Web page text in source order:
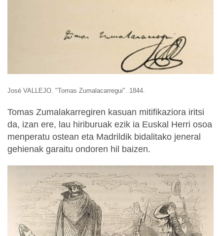
José VALLEJO. "Tomas Zumalacarregui". 1844.
Tomas Zumalakarregiren kasuan mitifikaziora iritsi
da, izan ere, lau hiriburuak ezik ia Euskal Herri osoa
menperatu ostean eta Madrildik bidalitako jeneral
gehienak garaitu ondoren hil baizen.